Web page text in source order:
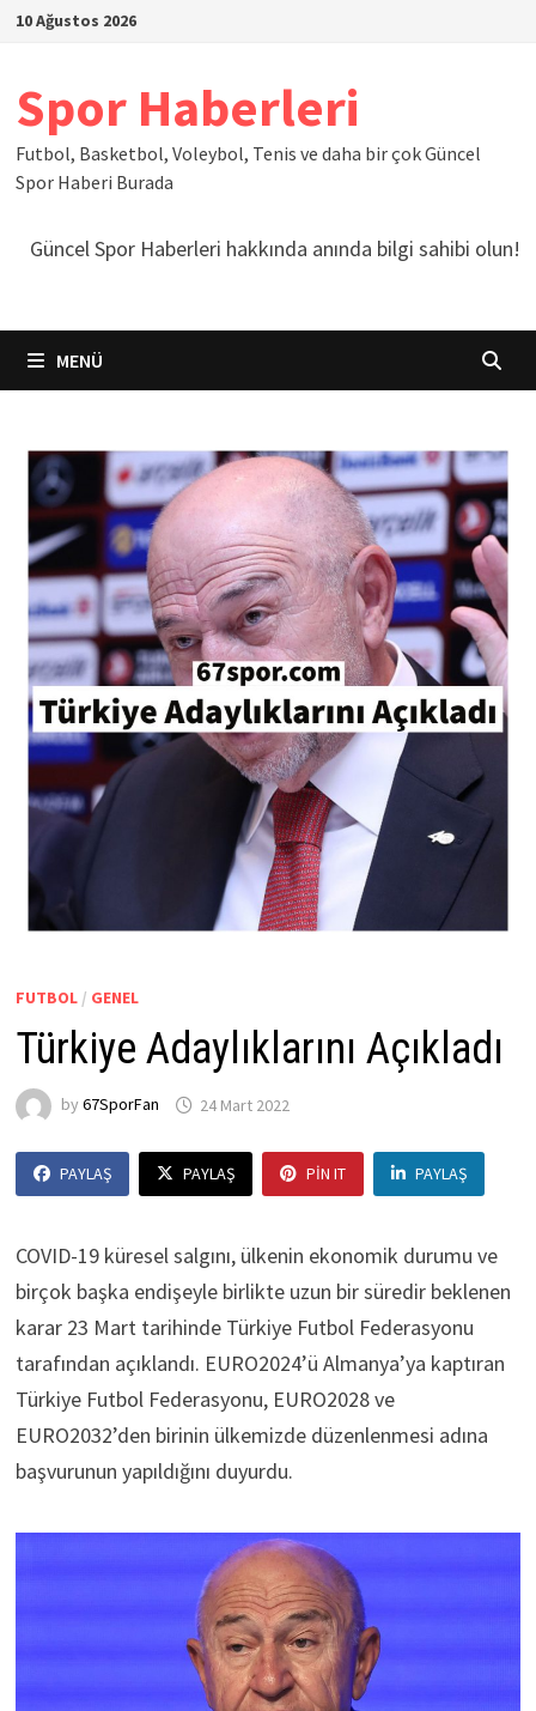
İçeriğe
10 Ağustos 2026
Spor Haberleri
Futbol, Basketbol, Voleybol, Tenis ve daha bir çok Güncel
Spor Haberi Burada
Güncel Spor Haberleri hakkında anında bilgi sahibi olun!
MENÜ
FUTBOL/ GENEL
Türkiye Adaylıklarını Açıkladı
by 67SporFan 24 Mart 2022
PAYLAŞ PAYLAŞ PIN IT PAYLAŞ
COVID-19 küresel salgını, ülkenin ekonomik durumu ve
birçok başka endişeyle birlikte uzun bir süredir beklenen
karar 23 Mart tarihinde Türkiye Futbol Federasyonu
tarafından açıklandı. EURO2024’ü Almanya’ya kaptıran
Türkiye Futbol Federasyonu, EURO2028 ve
EURO2032’den birinin ülkemizde düzenlenmesi adına
başvurunun yapıldığını duyurdu.